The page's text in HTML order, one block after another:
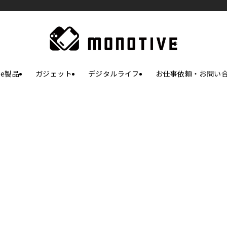
製品 ガジェット デジタルライフ お仕事依頼・お問い